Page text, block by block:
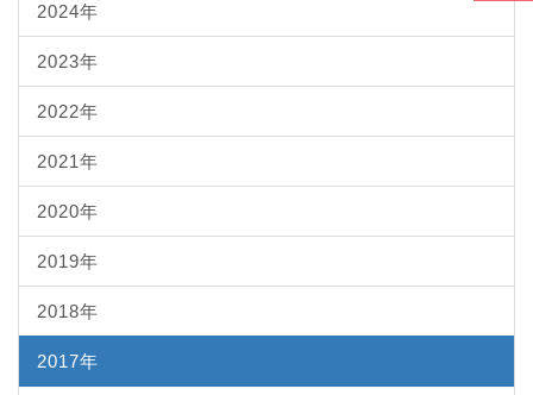
2024年
2023年
2022年
2021年
2020年
2019年
2018年
2017年